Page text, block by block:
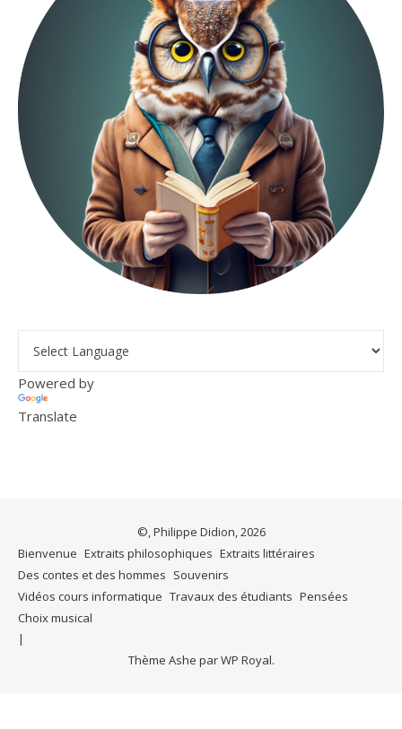
Powered by
Translate
©, Philippe Didion, 2026
Bienvenue Extraits philosophiques Extraits littéraires
Des contes et des hommes Souvenirs
Vidéos cours informatique Travaux des étudiants Pensées
Choix musical
Thème Ashe parWP Royal.